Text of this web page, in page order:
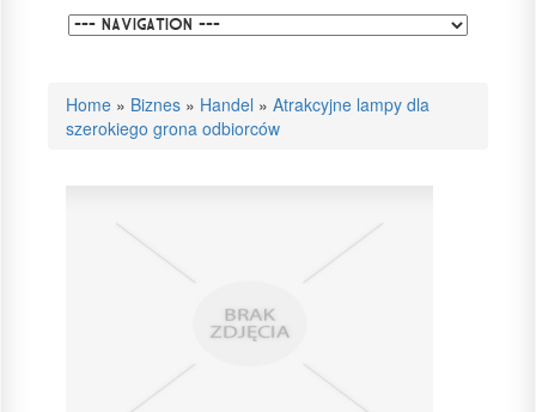
Home » Biznes » Handel » Atrakcyjne lampy dla
szerokiego grona odbiorców